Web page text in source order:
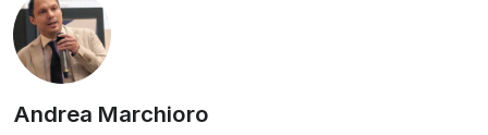
Andrea Marchioro